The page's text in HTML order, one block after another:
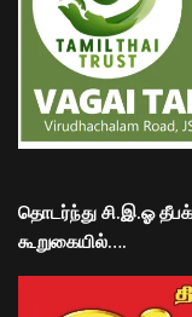
தொடர்ந்து சி.இ.ஓ
கூறுகையில்….